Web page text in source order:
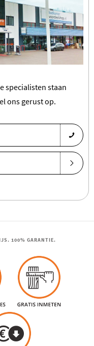
specialisten staan
ons gerust op.
100% GARANTIE.